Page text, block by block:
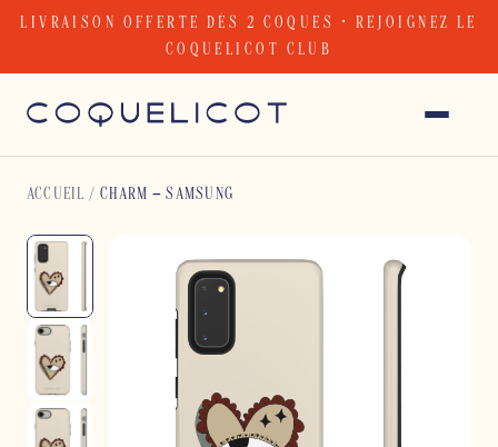
Skip
LIVRAISON OFFERTE DÈS 2 COQUES · REJOIGNEZ LE
COQUELICOT CLUB
ACCUEIL / CHARM – SAMSUNG